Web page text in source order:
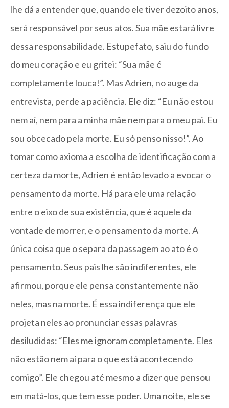
lhe dá a entender que, quando ele tiver dezoito anos,
será responsável por seus atos. Sua mãe estará livre
dessa responsabilidade. Estupefato, saiu do fundo
do meu coração e eu gritei: “Sua mãe é
completamente louca!”. Mas Adrien, no auge da
entrevista, perde a paciência. Ele diz: “Eu não estou
nem aí, nem para a minha mãe nem para o meu pai. Eu
sou obcecado pela morte. Eu só penso nisso!”. Ao
tomar como axioma a escolha de identificação com a
certeza da morte, Adrien é então levado a evocar o
pensamento da morte. Há para ele uma relação
entre o eixo de sua existência, que é aquele da
vontade de morrer, e o pensamento da morte. A
única coisa que o separa da passagem ao ato é o
pensamento. Seus pais lhe são indiferentes, ele
afirmou, porque ele pensa constantemente não
neles, mas na morte. É essa indiferença que ele
projeta neles ao pronunciar essas palavras
desiludidas: “Eles me ignoram completamente. Eles
não estão nem aí para o que está acontecendo
comigo”. Ele chegou até mesmo a dizer que pensou
em matá-los, que tem esse poder. Uma noite, ele se